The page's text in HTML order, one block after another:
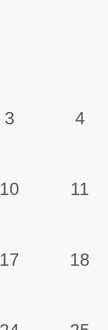
3 4
10 11
17 18